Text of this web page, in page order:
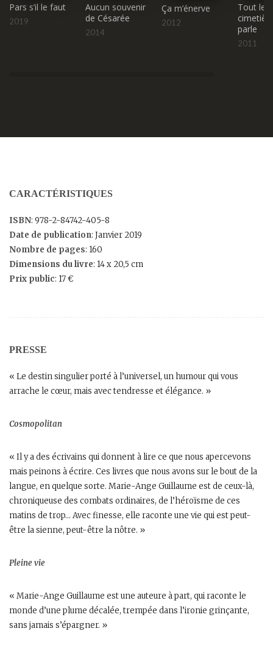
Pars s’il le faut
2019
Aucun souvenir
de Césarée
2014
Ça m’énerve
2012
Tout le
parle
2011
CARACTÉRISTIQUES
ISBN: 978-2-84742-405-8
Date de publication: Janvier 2019
Nombre de pages: 160
Dimensions du livre: 14 x 20,5 cm
Prix public: 17 €
PRESSE
« Le destin singulier porté à l’universel, un humour qui vous
arrache le cœur, mais avec tendresse et élégance. »
Cosmopolitan
« Il y a des écrivains qui donnent à lire ce que nous apercevons
mais peinons à écrire. Ces livres que nous avons sur le bout de la
langue, en quelque sorte. Marie-Ange Guillaume est de ceux-là,
chroniqueuse des combats ordinaires, de l’héroïsme de ces
matins de trop… Avec finesse, elle raconte une vie qui est peut-
être la sienne, peut-être la nôtre. »
Pleine vie
« Marie-Ange Guillaume est une auteure à part, qui raconte le
monde d’une plume décalée, trempée dans l’ironie grinçante,
sans jamais ­s’épargner. »